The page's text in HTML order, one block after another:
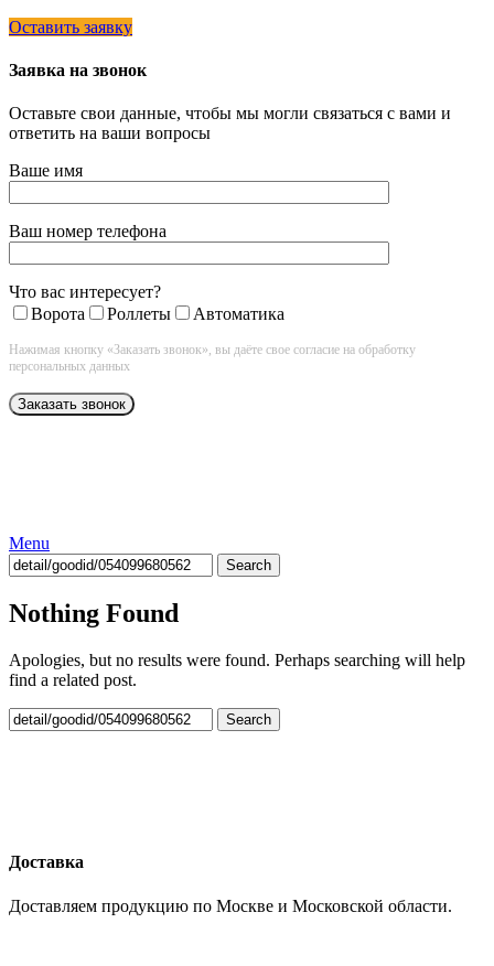
Оставить заявку
Заявка на звонок
Оставьте свои данные, чтобы мы могли связаться с вами и
ответить на ваши вопросы
Ваше имя
Ваш номер телефона
Что вас интересует?
Ворота
Роллеты Автоматика
Нажимая кнопку «Заказать звонок», вы даёте свое согласие на обработку
персональных данных
Menu
Search
Nothing Found
Apologies, but no results were found. Perhaps searching will help
find a related post.
Search
Доставка
Доставляем продукцию по Москве и Московской области.